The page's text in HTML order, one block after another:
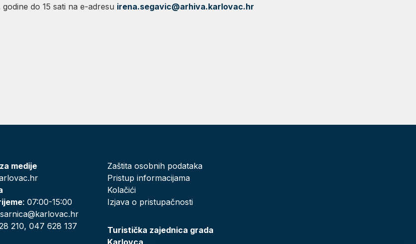
do 15 sati na e-adresu irena.segavic@arhiva.karlovac.hr
medije
: 07:00-15:00
210, 047 628 137
Zaštita osobnih podataka
Pristup informacijama
Kolačići
Izjava o pristupačnosti
Turistička zajednica grada
Karlovca